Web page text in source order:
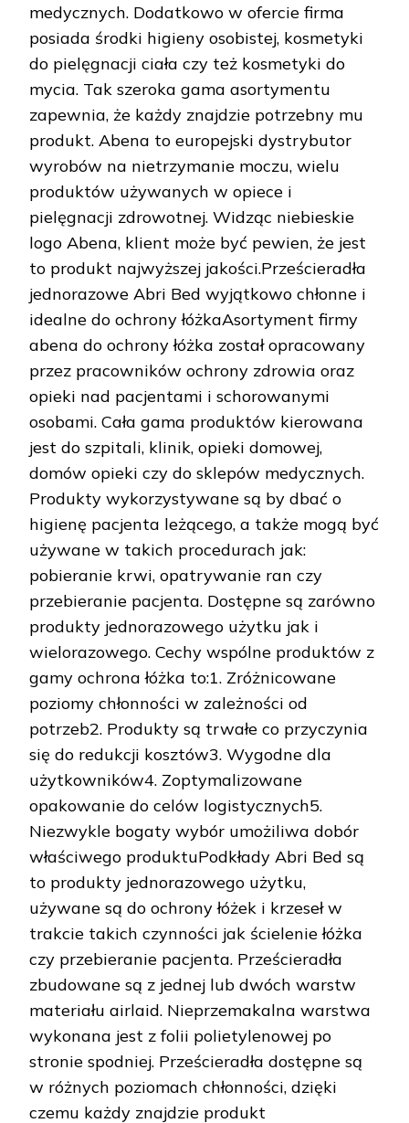
medycznych. Dodatkowo w ofercie firma
posiada środki higieny osobistej, kosmetyki
do pielęgnacji ciała czy też kosmetyki do
mycia. Tak szeroka gama asortymentu
zapewnia, że każdy znajdzie potrzebny mu
produkt. Abena to europejski dystrybutor
wyrobów na nietrzymanie moczu, wielu
produktów używanych w opiece i
pielęgnacji zdrowotnej. Widząc niebieskie
logo Abena, klient może być pewien, że jest
to produkt najwyższej jakości.Prześcieradła
jednorazowe Abri Bed wyjątkowo chłonne i
idealne do ochrony łóżkaAsortyment firmy
abena do ochrony łóżka został opracowany
przez pracowników ochrony zdrowia oraz
opieki nad pacjentami i schorowanymi
osobami. Cała gama produktów kierowana
jest do szpitali, klinik, opieki domowej,
domów opieki czy do sklepów medycznych.
Produkty wykorzystywane są by dbać o
higienę pacjenta leżącego, a także mogą być
używane w takich procedurach jak:
pobieranie krwi, opatrywanie ran czy
przebieranie pacjenta. Dostępne są zarówno
produkty jednorazowego użytku jak i
wielorazowego. Cechy wspólne produktów z
gamy ochrona łóżka to:1. Zróżnicowane
poziomy chłonności w zależności od
potrzeb2. Produkty są trwałe co przyczynia
się do redukcji kosztów3. Wygodne dla
użytkowników4. Zoptymalizowane
opakowanie do celów logistycznych5.
Niezwykle bogaty wybór umożiliwa dobór
właściwego produktuPodkłady Abri Bed są
to produkty jednorazowego użytku,
używane są do ochrony łóżek i krzeseł w
trakcie takich czynności jak ścielenie łóżka
czy przebieranie pacjenta. Prześcieradła
zbudowane są z jednej lub dwóch warstw
materiału airlaid. Nieprzemakalna warstwa
wykonana jest z folii polietylenowej po
stronie spodniej. Prześcieradła dostępne są
w różnych poziomach chłonności, dzięki
czemu każdy znajdzie produkt